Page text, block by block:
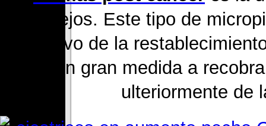
complejos. Este tipo de
el objetivo de la
en gran medida a
ulteriormente de